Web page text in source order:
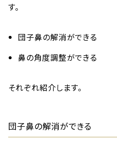
す。
団子鼻の解消ができる
鼻の角度調整ができる
それぞれ紹介します。
団子鼻の解消ができる